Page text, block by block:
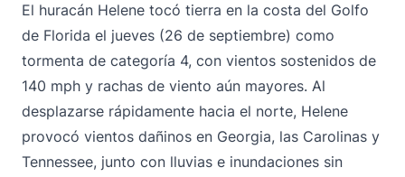
El huracán Helene tocó tierra en la costa del Golfo
de Florida el jueves (26 de septiembre) como
tormenta de categoría 4, con vientos sostenidos de
140 mph y rachas de viento aún mayores. Al
desplazarse rápidamente hacia el norte, Helene
provocó vientos dañinos en Georgia, las Carolinas y
Tennessee, junto con lluvias e inundaciones sin